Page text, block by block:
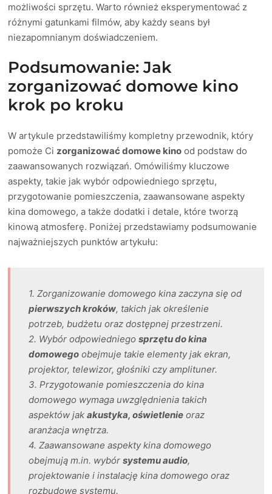
możliwości sprzętu. Warto również eksperymentować z
różnymi gatunkami filmów, aby każdy seans był
niezapomnianym doświadczeniem.
Podsumowanie: Jak
zorganizować domowe kino
krok po kroku
W artykule przedstawiliśmy kompletny przewodnik, który
pomoże Cizorganizować domowe kino od podstaw do
zaawansowanych rozwiązań. Omówiliśmy kluczowe
aspekty, takie jak wybór odpowiedniego sprzętu,
przygotowanie pomieszczenia, zaawansowane aspekty
kina domowego, a także dodatki i detale, które tworzą
kinową atmosferę. Poniżej przedstawiamy podsumowanie
najważniejszych punktów artykułu:
1. Zorganizowanie domowego kina zaczyna się od
pierwszych kroków, takich jak określenie
potrzeb, budżetu oraz dostępnej przestrzeni.
2. Wybór odpowiedniegosprzętu do kina
domowego obejmuje takie elementy jak ekran,
projektor, telewizor, głośniki czy amplituner.
3. Przygotowanie pomieszczenia do kina
domowego wymaga uwzględnienia takich
aspektów jakakustyka, oświetlenie oraz
aranżacja wnętrza.
4. Zaawansowane aspekty kina domowego
obejmują m.in. wybórsystemu audio,
projektowanie i instalację kina domowego oraz
rozbudowę systemu.